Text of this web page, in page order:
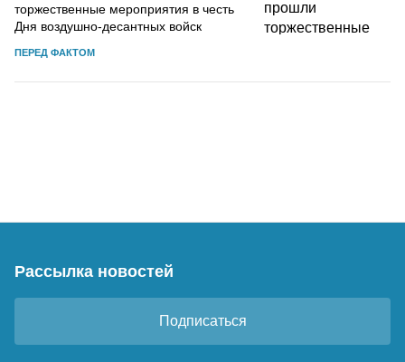
торжественные мероприятия в честь
Дня воздушно-десантных войск
ПЕРЕД ФАКТОМ
Рассылка новостей
Подписаться